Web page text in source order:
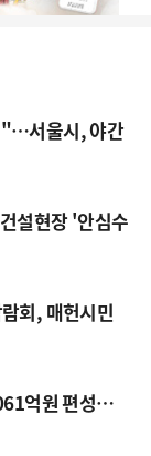
"…서울시, 야간
설현장 '안심수
시민
억원 편성…